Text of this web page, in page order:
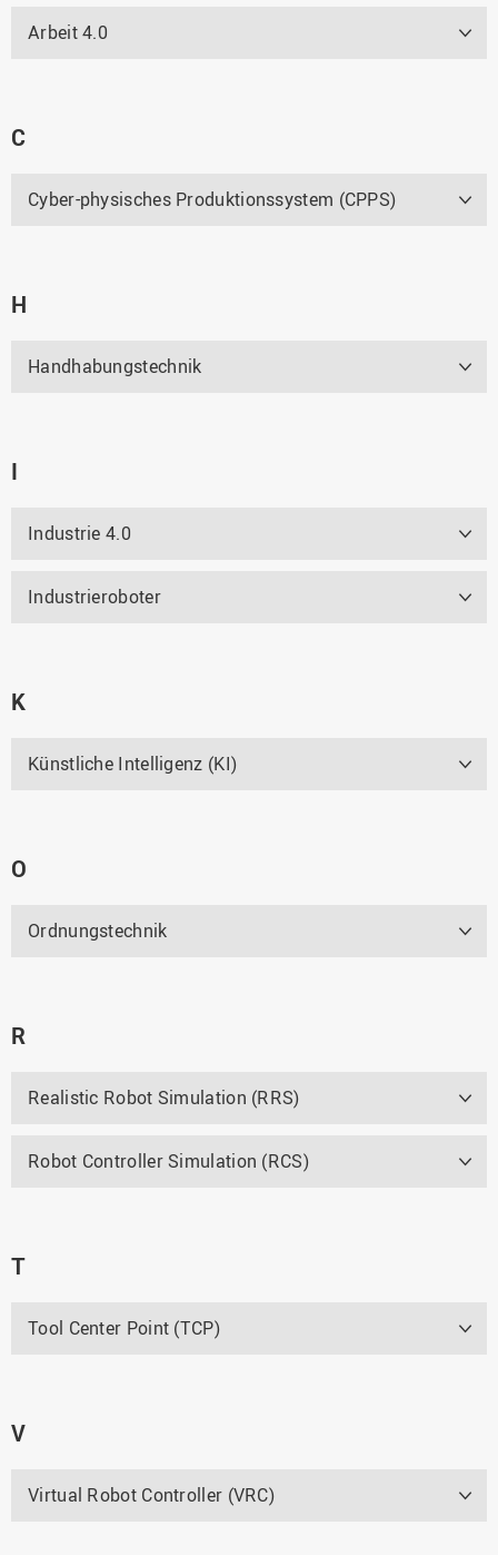
Arbeit 4.0
C
Cyber-physisches Produktionssystem (CPPS)
H
Handhabungstechnik
I
Industrie 4.0
Industrieroboter
K
Künstliche Intelligenz (KI)
O
Ordnungstechnik
R
Realistic Robot Simulation (RRS)
Robot Controller Simulation (RCS)
T
Tool Center Point (TCP)
V
Virtual Robot Controller (VRC)